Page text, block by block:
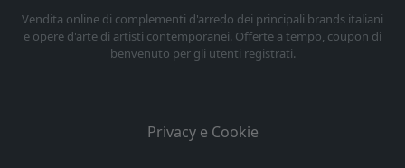
Vendita online di complementi d'arredo dei principali brands italiani
e opere d'arte di artisti contemporanei. Offerte a tempo, coupon di
benvenuto per gli utenti registrati.
Privacy e Cookie